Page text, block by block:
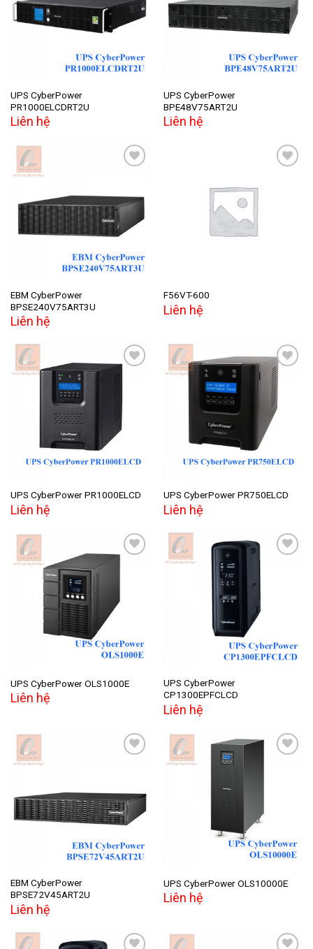
wishlist
UPS CyberPower
PR1000ELCDRT2U
Liên hệ
wishlist
UPS CyberPower
BPE48V75ART2U
Liên hệ
Add to
wishlist
EBM CyberPower
BPSE240V75ART3U
Liên hệ
F56VT-600
Liên hệ
wishlist
UPS CyberPower PR1000ELCD
Liên hệ
Add to
wishlist
UPS CyberPower PR750ELCD
Liên hệ
wishlist
UPS CyberPower OLS1000E
Liên hệ
UPS CyberPower
CP1300EPFCLCD
Liên hệ
wishlist
EBM CyberPower
BPSE72V45ART2U
Liên hệ
UPS CyberPower OLS10000E
Liên hệ